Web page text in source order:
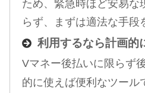
ため、緊急時ほど安易な
らず、まずは適法な手段
利用するなら計画的
Vマネー後払いに限らず
的に使えば便利なツール